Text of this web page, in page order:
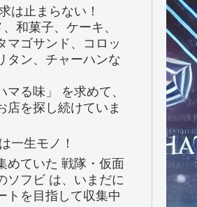
は止まらない！
和菓子、ケーキ、
マゴサンド、コロッ
タン、チャーハンな
マる味」 を求めて、
店を探し続けていま
一生モノ！
めていた 戦隊・仮面
ソフビ は、いまだに
トを目指して収集中